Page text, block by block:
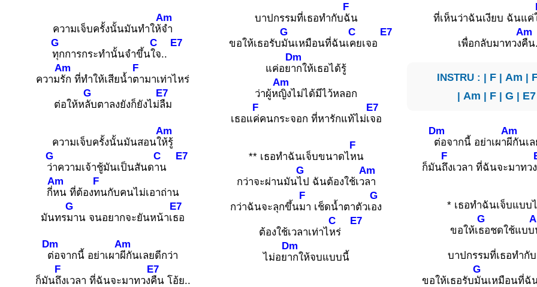
ความเจ็บครั้งนั้นมันทำให้
Am
จำ
G
ทุกการกระทำนั้นจำขึ้น
C
ใจ..
E7
ความ
Am
รัก ที่ทำให้เสียน้ำ
F
ตามาเท่าไหร่
ต่อให้ห
G
ลับตาลงยังก็ยังไม่
E7
ลืม
ความเจ็บครั้งนั้นมันสอนใ
Am
ห้รู้
G
ว่าความเจ้าชู้มันเป็นสันด
C
าน
E7
กี่
Am
หน ที่ต้อง
F
ทนกับคนไม่เอาถ่าน
มันทร
G
มาน จนอยากจะยันหน้าเ
E7
ธอ
Dm
ต่อจากนี้ อย่าเผา
Am
ผีกันเลยดีกว่า
ก็มัน
F
ถึงเวลา ที่ฉันจะมาทวง
E7
คืน โอ้ย..
บาปกรรมที่เธอทำกับ
F
ฉัน
ขอให้เธอรับ
G
มันเหมือนที่ฉันเ
C
คยเจอ
E7
แค่อย
Dm
ากให้เธอได้รู้
ว่าผู้ห
Am
ญิงไม่ได้มีไว้หลอก
เธอแ
F
ค่คนกระจอก ที่หารักแท้ไม่เ
E7
จอ
** เธอทำฉันเจ็บขนาดไ
F
หน
กว่าจะผ่านมัน
G
ไป ฉันต้องใช้เว
Am
ลา
กว่าฉันจะลุกขึ้น
F
มา เช็ดน้ำตาตัวเ
G
อง
ต้องใช้เวลาเท่าไ
C
หร่
E7
ไม่อย
Dm
ากให้จบแบบนี้
ที่เห็นว่าฉันเงียบ ฉันแค่
เพื่อกลับมาทวง
Am
คืน
INSTRU : | F | Am |
| Am | F| G | E7
Dm
ต่อจากนี้ อย่าเผา
Am
ผีกันเ
ก็มัน
F
ถึงเวลา ที่ฉันจะมาทวง
* เธอทำฉันเจ็บแบบ
ขอให้เ
G
ธอชดใช้แบบ
บาปกรรมที่เธอทำกับ
ขอให้เธอรับ
G
มันเหมือนที่ฉั